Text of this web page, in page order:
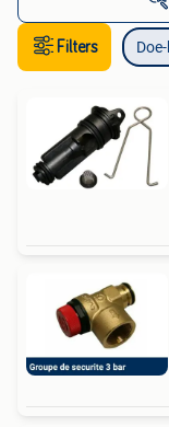
Filters